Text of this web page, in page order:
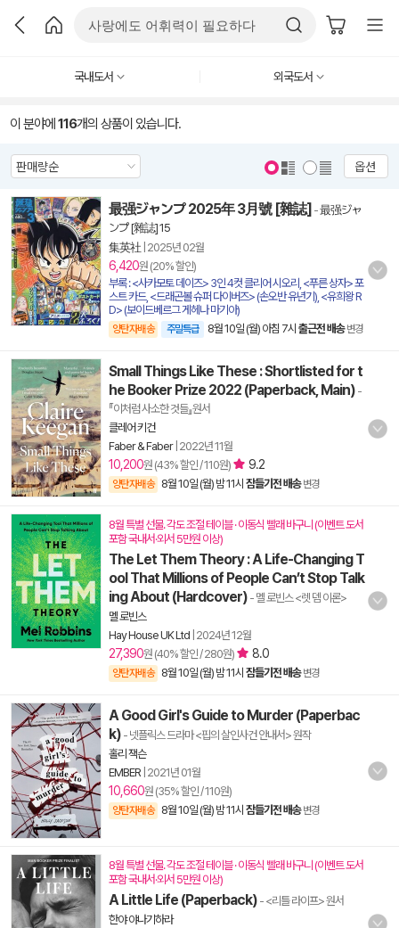
국내도서 외국도서
이 분야에 116개의 상품이 있습니다.
옵션
最强ジャンプ 2025年 3月號 [雜誌] -最强ジャ
ンプ [雜誌] 15
集英社 2025년 02월
6,420원 (20% 할인)
부록 : <사카모토 데이즈> 3인 4컷 클리어 시오리, <푸른 상자> 포
스트 카드, <드래곤볼 슈퍼 다이버즈> (손오반 유년기), <유희왕 R
D> (보이드베르그 게헤나 마기아)
양탄자배송 주말특급 8월 10일 (월) 아침 7시 출근전 배송 변경
Small Things Like These : Shortlisted for t
he Booker Prize 2022 (Paperback, Main) -
『이처럼 사소한 것들』원서
클레어 키건
Faber & Faber| 2022년 11월
10,200원 (43% 할인 / 110원) 9.2
양탄자배송 8월 10일 (월) 밤 11시 잠들기전 배송 변경
8월 특별 선물. 각도 조절 테이블 · 이동식 빨래 바구니 (이벤트 도서
포함 국내서·외서 5만원 이상)
The Let Them Theory : A Life-Changing T
ool That Millions of People Can’t Stop Talk
ing About (Hardcover) - 멜 로빈스 <렛 뎀 이론>
멜 로빈스
Hay House UK Ltd 2024년 12월
27,390원 (40% 할인 / 280원) 8.0
양탄자배송 8월 10일 (월) 밤 11시 잠들기전 배송 변경
A Good Girl's Guide to Murder (Paperbac
k) - 넷플릭스 드라마 <핍의 살인사건 안내서> 원작
홀리 잭슨
EMBER 2021년 01월
10,660원 (35% 할인 / 110원)
양탄자배송 8월 10일 (월) 밤 11시 잠들기전 배송 변경
8월 특별 선물. 각도 조절 테이블 · 이동식 빨래 바구니 (이벤트 도서
포함 국내서·외서 5만원 이상)
A Little Life (Paperback) - <리틀 라이프> 원서
한야 야나기하라